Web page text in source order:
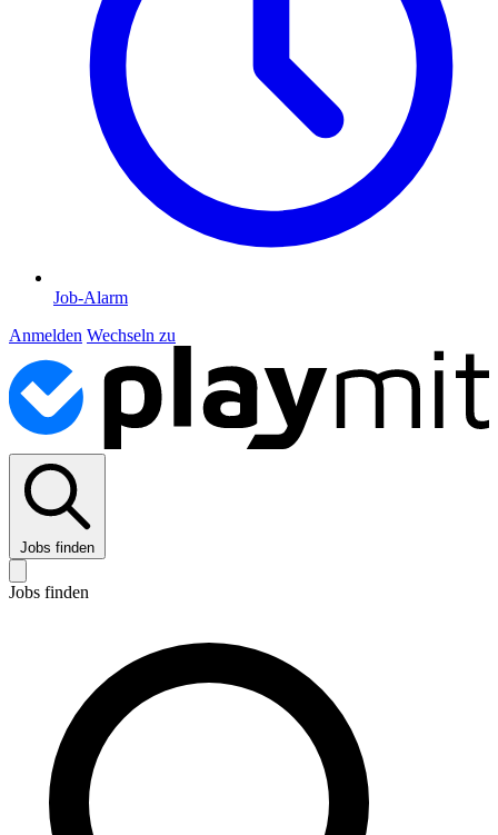
Job-Alarm
Anmelden Wechseln zu
Jobs finden
Jobs finden